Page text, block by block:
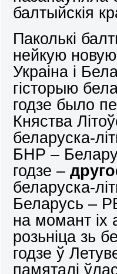
балтыйскія
Паколькі
нейкую
Украіна і
гісторыю
годзе было
Княства
беларуска-
БНР –
годзе –
беларуска-
Беларусь –
на момант іх
розьніца зь
годзе ў
памяталі